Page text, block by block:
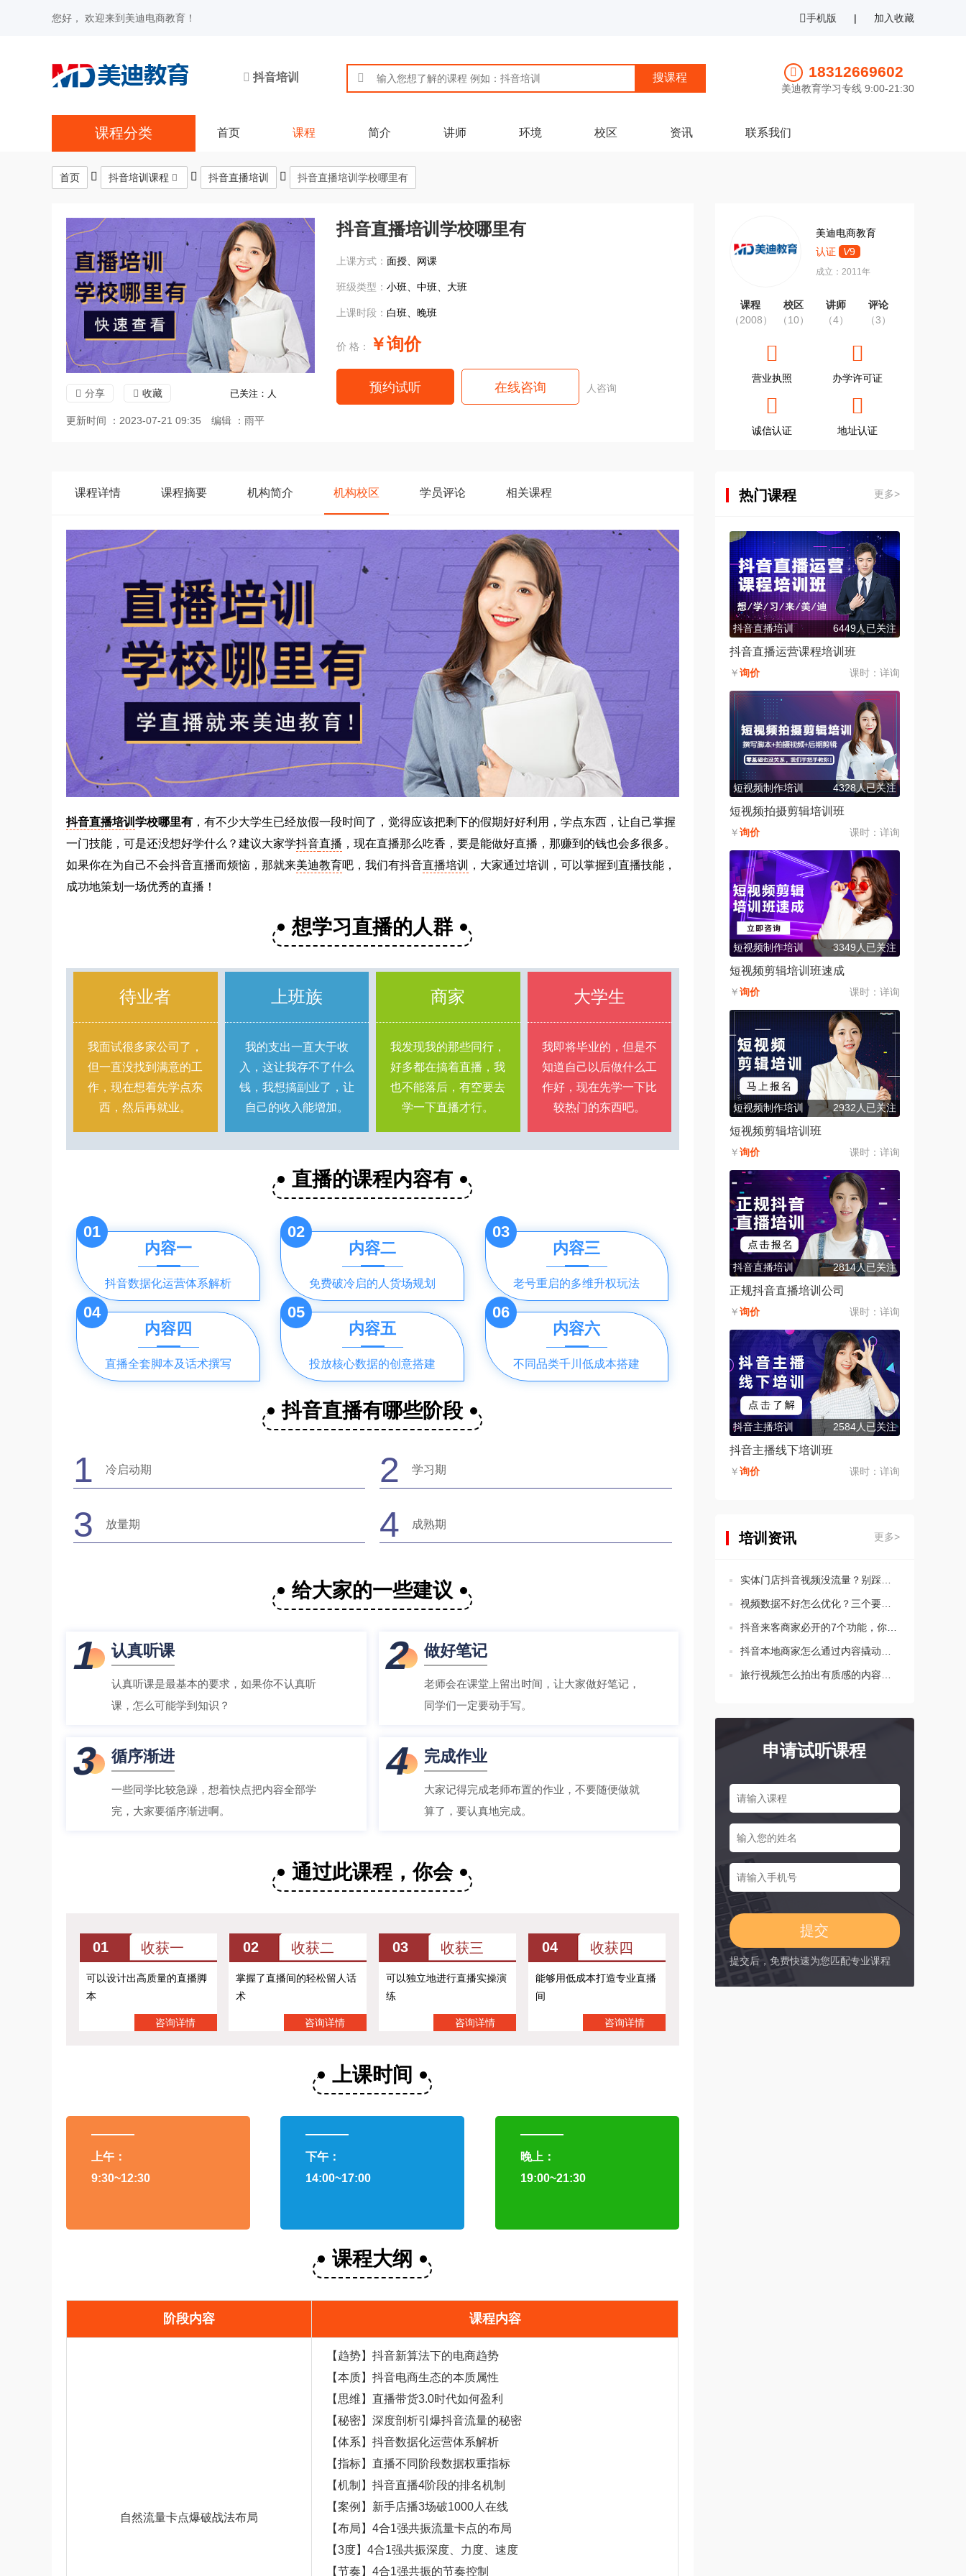
您好， 欢迎来到美迪电商教育！ 手机版 | 加入收藏
抖音培训 18312669602
美迪教育学习专线 9:00-21:30
课程分类 首页 课程 简介 讲师 环境 校区 资讯 联系我们
首页 抖音培训课程 抖音直播培训 抖音直播培训学校哪里有
分享 收藏 已关注： 人
更新时间 ：2023-07-21 09:35 编辑 ：雨平
抖音直播培训学校哪里有
上课方式：面授、网课
班级类型：小班、中班、大班
上课时段： 白班、晚班
价 格： ￥询价
预约试听 在线咨询 人咨询
美迪电商教育
认证
V9
成立：2011年
课程
（2008）
校区
（10）
讲师
（4）
评论
（3）
营业执照 办学许可证
诚信认证 地址认证
课程详情 课程摘要 机构简介 机构校区 学员评论 相关课程
抖音直播培训 学校哪里有 ，有不少大学生已经放假一段时间了，觉得应该把剩下的假期好好利用，学点东西，让自己掌握
一门技能，可是还没想好学什么？建议大家学抖音直播 ，现在直播那么吃香，要是能做好直播，那赚到的钱也会多很多。
如果你在为自己不会抖音直播而烦恼，那就来美迪教育吧，我们有抖音直播培训
，大家通过培训，可以掌握到直播技能，
成功地策划一场优秀的直播！
想学习直播的人群
待业者
我面试很多家公司了，
但一直没找到满意的工
作，现在想着先学点东
西，然后再就业。
上班族
我的支出一直大于收
入，这让我存不了什么
钱，我想搞副业了，让
自己的收入能增加。
商家
我发现我的那些同行，
好多都在搞着直播，我
也不能落后，有空要去
学一下直播才行。
大学生
我即将毕业的，但是不
知道自己以后做什么工
作好，现在先学一下比
较热门的东西吧。
直播的课程内容有
01
内容一
抖音数据化运营体系解析
02
内容二
免费破冷启的人货场规划
03
内容三
老号重启的多维升权玩法
04
内容四
直播全套脚本及话术撰写
05
内容五
投放核心数据的创意搭建
06
内容六
不同品类千川低成本搭建
抖音直播有哪些阶段
1 冷启动期 2 学习期
3 放量期 4 成熟期
给大家的一些建议
1 认真听课
认真听课是最基本的要求，如果你不认真听
课，怎么可能学到知识？
2 做好笔记
老师会在课堂上留出时间，让大家做好笔记，
同学们一定要动手写。
3 循序渐进
一些同学比较急躁，想着快点把内容全部学
完，大家要循序渐进啊。
4 完成作业
大家记得完成老师布置的作业，不要随便做就
算了，要认真地完成。
通过此课程，你会
01 收获一
可以设计出高质量的直播脚
本
咨询详情
02 收获二
掌握了直播间的轻松留人话
术
咨询详情
03 收获三
可以独立地进行直播实操演
练
咨询详情
04 收获四
能够用低成本打造专业直播
间
咨询详情
上课时间
上午：
9:30~12:30
下午：
14:00~17:00
晚上：
19:00~21:30
课程大纲
阶段内容 课程内容
自然流量卡点爆破战法布局
【趋势】抖音新算法下的电商趋势
【本质】抖音电商生态的本质属性
【思维】直播带货3.0时代如何盈利
【秘密】深度剖析引爆抖音流量的秘密
【体系】抖音数据化运营体系解析
【指标】直播不同阶段数据权重指标
【机制】抖音直播4阶段的排名机制
【案例】新手店播3场破1000人在线
【布局】4合1强共振流量卡点的布局
【3度】4合1强共振深度、力度、速度
【节奏】4合1强共振的节奏控制
热门课程 更多>
抖音直播培训 6449人已关注
抖音直播运营课程培训班
￥询价 课时： 详询
短视频制作培训 4328人已关注
短视频拍摄剪辑培训班
￥询价 课时： 详询
短视频制作培训 3349人已关注
短视频剪辑培训班速成
￥询价 课时： 详询
短视频制作培训 2932人已关注
短视频剪辑培训班
￥询价 课时： 详询
抖音直播培训 2814人已关注
正规抖音直播培训公司
￥询价 课时： 详询
抖音主播培训 2584人已关注
抖音主播线下培训班
￥询价 课时： 详询
培训资讯 更多>
实体门店抖音视频没流量？别踩这5个违规坑！
视频数据不好怎么优化？三个要点教会你分析思路！
抖音来客商家必开的7个功能，你都设置了吗？
抖音本地商家怎么通过内容撬动生意增长？这三点要知道！
旅行视频怎么拍出有质感的内容？新手必学的三个技巧
申请试听课程
提交后，免费快速为您匹配专业课程